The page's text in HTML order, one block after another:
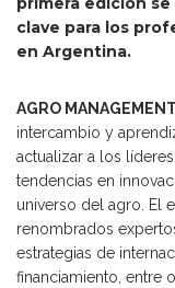
clave para los
en Argentina.
AGRO
intercambio y
actualizar a los
tendencias en
universo del agro. El
renombrados
estrategias de
financiamiento, entre